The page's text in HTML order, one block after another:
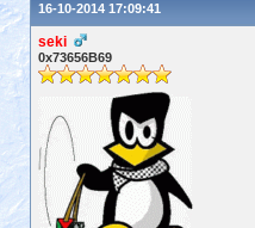
16-10-2014 17:09:41
seki
0x73656B69